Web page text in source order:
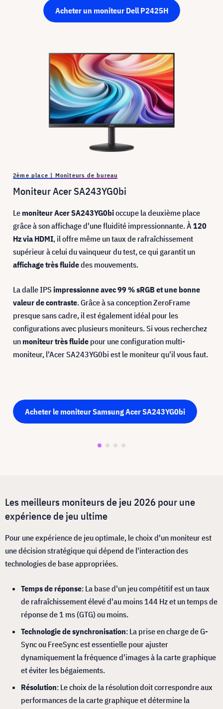
Acheter un moniteur Dell P2425H
2ème place | Moniteurs de bureau
Moniteur Acer SA243YG0bi
Le moniteur Acer SA243YG0bioccupe la deuxième place
grâce à son affichage d'une fluidité impressionnante. À 120
Hz via HDMI, il offre même un taux de rafraîchissement
supérieur à celui du vainqueur du test, ce qui garantit un
affichage très fluidedes mouvements.
La dalle IPS impressionne avec 99 % sRGB et une bonne
valeur de contraste. Grâce à sa conception ZeroFrame
presque sans cadre, il est également idéal pour les
configurations avec plusieurs moniteurs. Si vous recherchez
un moniteur très fluide pour une configuration multi-
moniteur, l'Acer SA243YG0bi est le moniteur qu'il vous faut.
Acheter le moniteur Samsung Acer SA243YG0bi
Les meilleurs moniteurs de jeu 2026 pour une
expérience de jeu ultime
Pour une expérience de jeu optimale, le choix d'un moniteur est
une décision stratégique qui dépend de l'interaction des
technologies de base appropriées.
Temps de réponse: La base d'un jeu compétitif est un taux
de rafraîchissement élevé d'au moins 144 Hz et un temps de
réponse de 1 ms (GTG) ou moins.
Technologie de synchronisation: La prise en charge de G-
Sync ou FreeSync est essentielle pour ajuster
dynamiquement la fréquence d'images à la carte graphique
et éviter les bégaiements.
Résolution: Le choix de la résolution doit correspondre aux
performances de la carte graphique et détermine la